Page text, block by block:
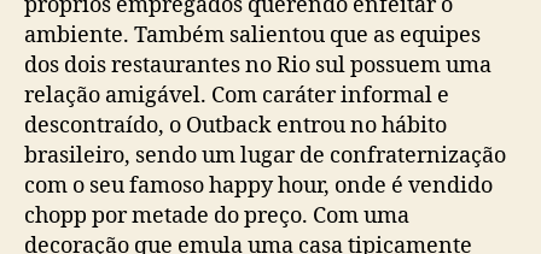
ambiente. Também salientou que as equipes
dos dois restaurantes no Rio sul possuem uma
relação amigável. Com caráter informal e
descontraído, o Outback entrou no hábito
brasileiro, sendo um lugar de confraternização
com o seu famoso happy hour, onde é vendido
chopp por metade do preço. Com uma
decoração que emula uma casa tipicamente